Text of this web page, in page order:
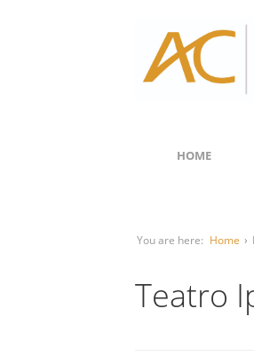
HOME
You are here: Home ›
Teatro